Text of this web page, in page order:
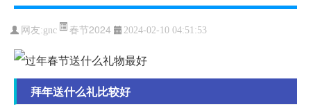
网友:gnc 春节2024 2024-02-10 04:51:53
拜年送什么礼比较好